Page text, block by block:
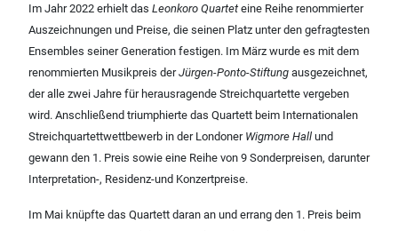
Im Jahr 2022 erhielt das Leonkoro Quarteteine Reihe renommierter
Auszeichnungen und Preise, die seinen Platz unter den gefragtesten
Ensembles seiner Generation festigen. Im März wurde es mit dem
renommierten Musikpreis derJürgen-Ponto-Stiftung ausgezeichnet,
der alle zwei Jahre für herausragende Streichquartette vergeben
wird. Anschließend triumphierte das Quartett beim Internationalen
Streichquartettwettbewerb in der Londoner Wigmore Hall und
gewann den 1. Preis sowie eine Reihe von 9 Sonderpreisen, darunter
Interpretation-, Residenz-und Konzertpreise.
Im Mai knüpfte das Quartett daran an und errang den 1. Preis beim